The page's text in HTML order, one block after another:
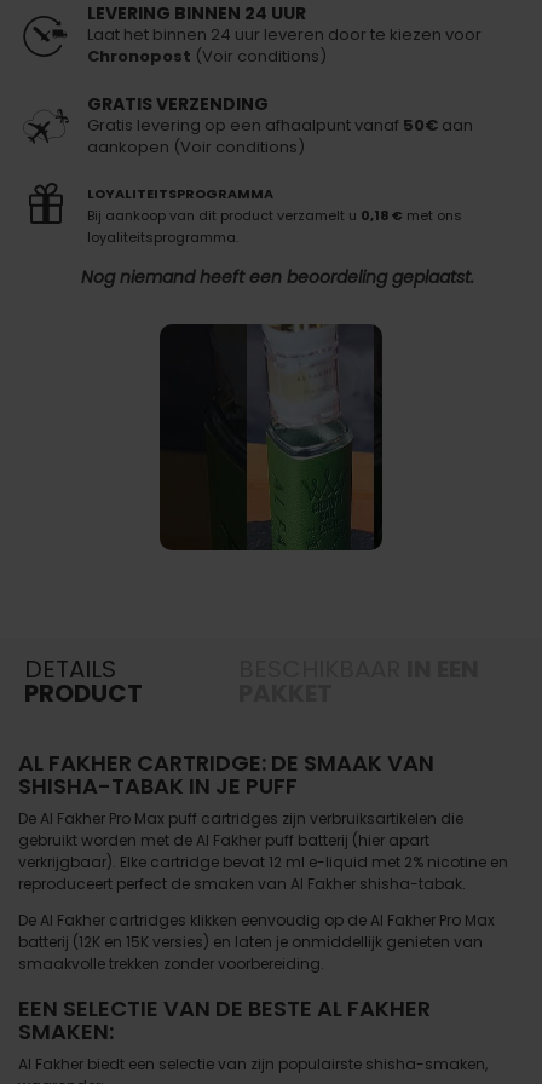
LEVERING BINNEN 24 UUR
Laat het binnen 24 uur leveren door te kiezen voor
Chronopost (Voir conditions)
GRATIS VERZENDING
Gratis levering op een afhaalpunt vanaf 50€ aan
aankopen (Voir conditions)
LOYALITEITSPROGRAMMA
Bij aankoop van dit product verzamelt u 0,18 € met ons
loyaliteitsprogramma.
Nog niemand heeft een beoordeling geplaatst.
DETAILS
PRODUCT
AL FAKHER CARTRIDGE: DE SMAAK VAN
SHISHA-TABAK IN JE PUFF
De Al Fakher Pro Max puff cartridges zijn verbruiksartikelen die
gebruikt worden met de Al Fakher puff batterij (hier apart
verkrijgbaar). Elke cartridge bevat 12 ml e-liquid met 2% nicotine en
reproduceert perfect de smaken van Al Fakher shisha-tabak.
De Al Fakher cartridges klikken eenvoudig op de Al Fakher Pro Max
batterij (12K en 15K versies) en laten je onmiddellijk genieten van
smaakvolle trekken zonder voorbereiding.
EEN SELECTIE VAN DE BESTE AL FAKHER
SMAKEN:
Al Fakher biedt een selectie van zijn populairste shisha-smaken,